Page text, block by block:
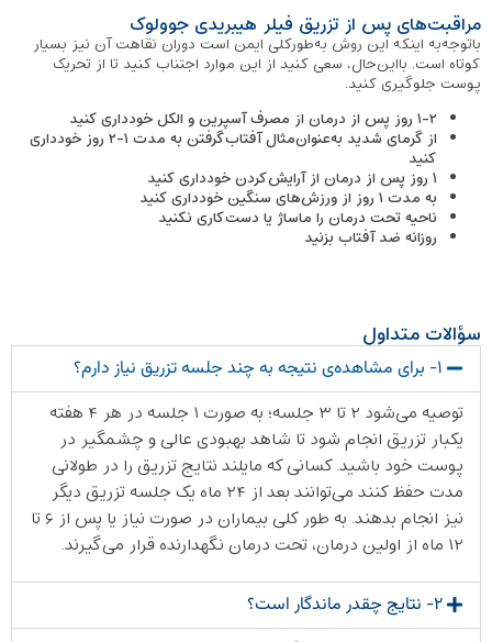
مراقبت‌های پس از تزریق فیلر هیبریدی جوولوک
باتوجه‌به اینکه این روش به‌طورکلی ایمن است دوران نقاهت آن نیز بسیار
کوتاه است. بااین‌حال، سعی کنید از این موارد اجتناب کنید تا از تحریک
پوست جلوگیری کنید.
۱-۲ روز پس از درمان از مصرف آسپرین و الکل خودداری کنید
از گرمای شدید به‌عنوان‌مثال آفتاب‌گرفتن به مدت ۱-۲ روز خودداری
کنید
۱ روز پس از درمان از آرایش‌کردن خودداری کنید
به مدت ۱ روز از ورزش‌های سنگین خودداری کنید
ناحیه تحت درمان را ماساژ یا دست‌کاری نکنید
روزانه ضد آفتاب بزنید
سؤالات متداول
1- برای مشاهده‌ی نتیجه به چند جلسه تزریق نیاز دارم؟
توصیه می‌شود ۲ تا ۳ جلسه؛ به صورت ۱ جلسه در هر ۴ هفته
یکبار تزریق انجام شود تا شاهد بهبودی عالی و چشمگیر در
پوست خود باشید. کسانی که مایلند نتایج تزریق را در طولانی
مدت حفظ کنند می‌توانند بعد از ۲۴ ماه یک جلسه تزریق دیگر
نیز انجام بدهند. به طور کلی بیماران در صورت نیاز یا پس از ۶ تا
۱۲ ماه از اولین درمان، تحت درمان نگهدارنده قرار می‌گیرند.
2- نتایج چقدر ماندگار است؟